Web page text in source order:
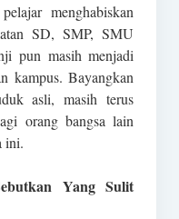
menghabiskan
SD, SMP, SMU
pun masih menjadi
kampus. Bayangkan
asli, masih terus
orang bangsa lain
ini.
Yang Sulit